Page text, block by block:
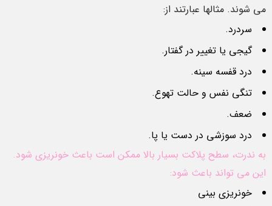
می شوند. مثالها عبارتند از:
سردرد.
گیجی یا تغییر در گفتار.
درد قفسه سینه.
تنگی نفس و حالت تهوع.
ضعف.
درد سوزشی در دست یا پا.
به ندرت، سطح پلاکت بسیار بالا ممکن است باعث خونریزی شود.
این می تواند باعث شود:
خونریزی بینی